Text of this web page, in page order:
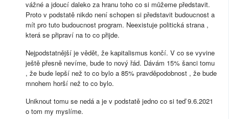
vážné a jdoucí daleko za hranu toho co si můžeme představit.
Proto v podstatě nikdo není schopen si představit budoucnost a
mít pro tuto budoucnost program. Neexistuje politická strana ,
která se připraví na to co přijde.
Nejpodstatnější je vědět, že kapitalismus končí. V co se vyvine
ještě přesně nevíme, bude to nový řád. Dávám 15% šanci tomu
, že bude lepší než to co bylo a 85% pravděpodobnost , že bude
mnohem horší než to co bylo.
Uniknout tomu se nedá a je v podstatě jedno co si teď 9.6.2021
o tom my myslíme.